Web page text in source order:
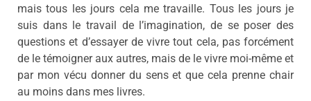
mais tous les jours cela me travaille. Tous les jours je
suis dans le travail de l’imagination, de se poser des
questions et d’essayer de vivre tout cela, pas forcément
de le témoigner aux autres, mais de le vivre moi-même et
par mon vécu donner du sens et que cela prenne chair
au moins dans mes livres.